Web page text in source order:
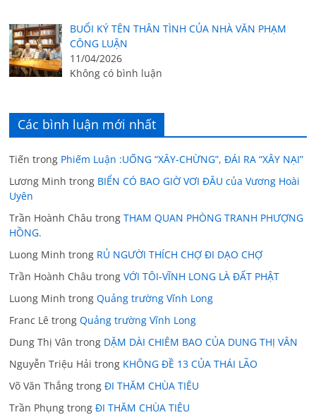
BUỔI KÝ TÊN THÂN TÌNH CỦA NHÀ VĂN PHẠM
CÔNG LUẬN
11/04/2026
Không có bình luận
Các bình luận mới nhất
Tiến trong Phiếm Luận :UỐNG “XÂY-CHỪNG”, ĐÁI RA “XÂY NẠI”
Lương Minh trong BIỂN CÓ BAO GIỜ VƠI ĐÂU của Vương Hoài
Uyên
Trần Hoành Châu trongTHAM QUAN PHÒNG TRANH PHƯỢNG
HỒNG.
Luong Minh trong RỦ NGƯỜI THÍCH CHỢ ĐI DẠO CHỢ
Trần Hoành Châu trongVỚI TÔI-VĨNH LONG LÀ ĐẤT PHẬT
Luong Minh trongQuảng trường Vĩnh Long
Franc Lê trongQuảng trường Vĩnh Long
Dung Thị Vân trong DẶM DÀI CHIÊM BAO CỦA DUNG THỊ VÂN
Nguyễn Triệu Hải trong KHÔNG ĐỀ 13 CỦA THÁI LÃO
Võ Văn Thắng trongĐI THĂM CHÙA TIÊU
Trần Phụng trongĐI THĂM CHÙA TIÊU